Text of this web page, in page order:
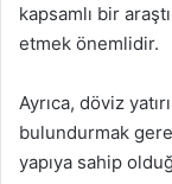
kapsamlı bir
etmek önemlidir.
Ayrıca, döviz
bulundurmak
yapıya sahip